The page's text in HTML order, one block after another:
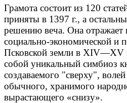
Грамота состоит из 120
приняты в 1397 г., а
решению веча. Она
социально-экономической и
Псковской земли в XIV—XV
собой уникальный симбиоз
создаваемого "сверху",
обычного, хранимого
вырастающего «снизу».